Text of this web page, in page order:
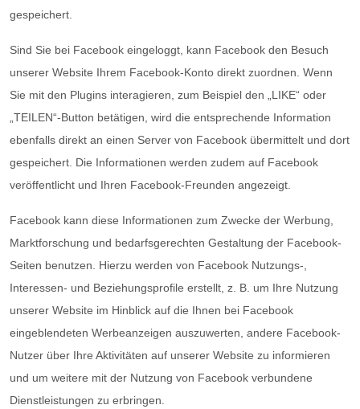
gespeichert.
Sind Sie bei Facebook eingeloggt, kann Facebook den Besuch
unserer Website Ihrem Facebook-Konto direkt zuordnen. Wenn
Sie mit den Plugins interagieren, zum Beispiel den „LIKE“ oder
„TEILEN“-Button betätigen, wird die entsprechende Information
ebenfalls direkt an einen Server von Facebook übermittelt und dort
gespeichert. Die Informationen werden zudem auf Facebook
veröffentlicht und Ihren Facebook-Freunden angezeigt.
Facebook kann diese Informationen zum Zwecke der Werbung,
Marktforschung und bedarfsgerechten Gestaltung der Facebook-
Seiten benutzen. Hierzu werden von Facebook Nutzungs-,
Interessen- und Beziehungsprofile erstellt, z. B. um Ihre Nutzung
unserer Website im Hinblick auf die Ihnen bei Facebook
eingeblendeten Werbeanzeigen auszuwerten, andere Facebook-
Nutzer über Ihre Aktivitäten auf unserer Website zu informieren
und um weitere mit der Nutzung von Facebook verbundene
Dienstleistungen zu erbringen.